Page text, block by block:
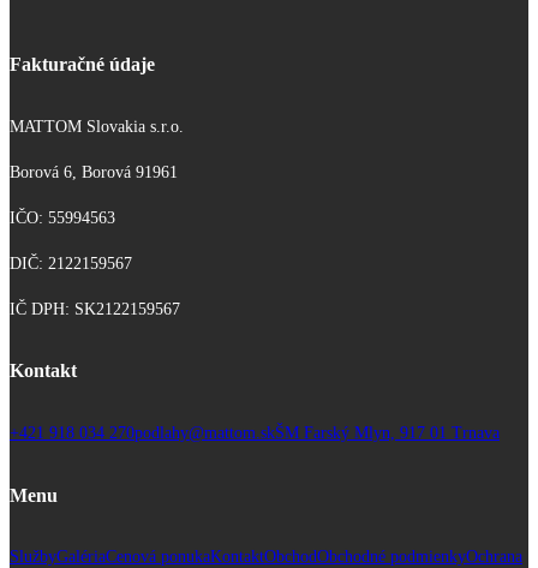
Fakturačné údaje
MATTOM Slovakia s.r.o.
Borová 6, Borová 91961
IČO: 55994563
DIČ: 2122159567
IČ DPH: SK2122159567
Kontakt
+421 918 034 270podlahy@mattom.skŠM Farský Mlyn, 917 01 Trnava
Menu
SlužbyGalériaCenová ponukaKontaktObchodObchodné podmienkyOchrana